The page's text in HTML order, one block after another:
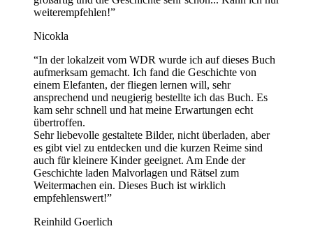
weiterempfehlen!”
Nicokla
“In der lokalzeit vom WDR wurde ich auf dieses Buch
aufmerksam gemacht. Ich fand die Geschichte von
einem Elefanten, der fliegen lernen will, sehr
ansprechend und neugierig bestellte ich das Buch. Es
kam sehr schnell und hat meine Erwartungen echt
übertroffen.
Sehr liebevolle gestaltete Bilder, nicht überladen, aber
es gibt viel zu entdecken und die kurzen Reime sind
auch für kleinere Kinder geeignet. Am Ende der
Geschichte laden Malvorlagen und Rätsel zum
Weitermachen ein. Dieses Buch ist wirklich
empfehlenswert!”
Reinhild Goerlich